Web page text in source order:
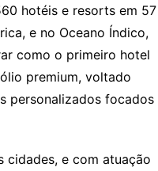
hotéis e resorts em 57
e no Oceano Índico,
como o primeiro hotel
premium, voltado
personalizados focados
cidades, e com atuação